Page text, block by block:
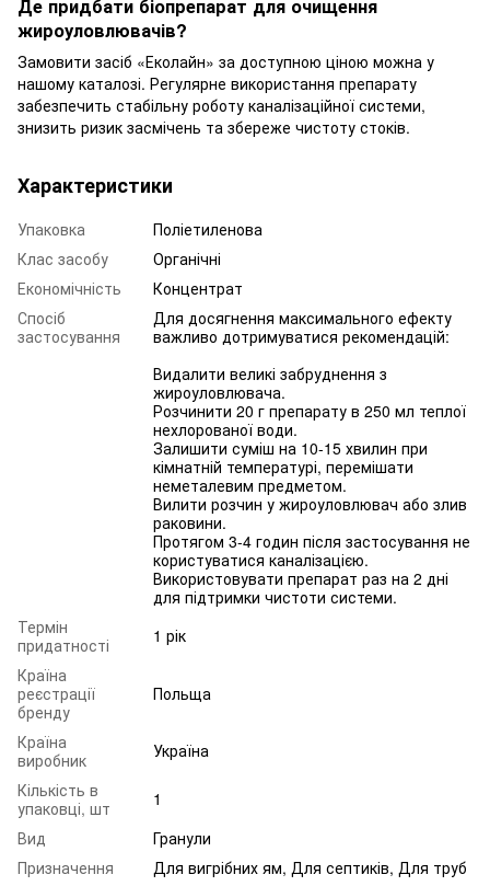
Де придбати біопрепарат для очищення
жироуловлювачів?
Замовити засіб «Еколайн» за доступною ціною можна у
нашому каталозі. Регулярне використання препарату
забезпечить стабільну роботу каналізаційної системи,
знизить ризик засмічень та збереже чистоту стоків.
Характеристики
Упаковка
Поліетиленова
Клас засобу
Органічні
Економічність
Концентрат
Спосіб
застосування
Для досягнення максимального ефекту
важливо дотримуватися рекомендацій:
Видалити великі забруднення з
жироуловлювача.
Розчинити 20 г препарату в 250 мл теплої
нехлорованої води.
Залишити суміш на 10-15 хвилин при
кімнатній температурі, перемішати
неметалевим предметом.
Вилити розчин у жироуловлювач або злив
раковини.
Протягом 3-4 годин після застосування не
користуватися каналізацією.
Використовувати препарат раз на 2 дні
для підтримки чистоти системи.
Термін
придатності
1 рік
Країна
реєстрації
бренду
Польща
Країна
виробник
Україна
Кількість в
упаковці, шт
1
Вид
Гранули
Призначення
Для вигрібних ям, Для септиків, Для труб